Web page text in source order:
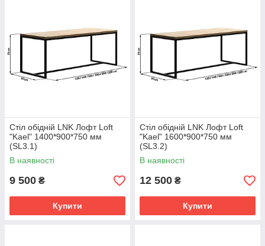
Стіл обідній LNK Лофт Loft
"Kael" 1400*900*750 мм
(SL3.1)
В наявності
9 500 ₴
Купити
Стіл обідній LNK Лофт Loft
"Kael" 1600*900*750 мм
(SL3.2)
В наявності
12 500 ₴
Купити